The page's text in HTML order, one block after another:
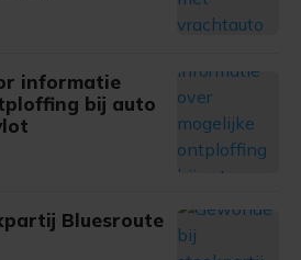
informatie
bij auto
Bluesroute